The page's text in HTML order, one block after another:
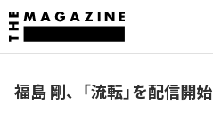
福島 剛、「流転」を配信開始